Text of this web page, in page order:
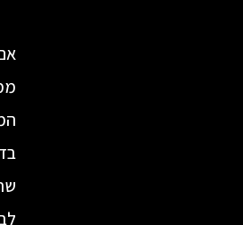
אם נמאס לכם
ממצבריי
המתכון הזה
בדיוק הריענון
שחיפשתם.
לביבות